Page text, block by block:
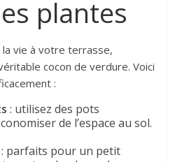
plantes
vie à votre terrasse,
cocon de verdure. Voici
:
: utilisez des pots
de l’espace au sol.
: parfaits pour un petit